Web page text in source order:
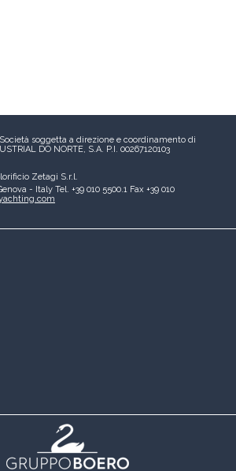
Società soggetta a direzione e coordinamento di
DO NORTE, S.A. P.I. 00267120103
Zetagi S.r.l.
- Italy Tel. +39 010 5500.1 Fax +39 010